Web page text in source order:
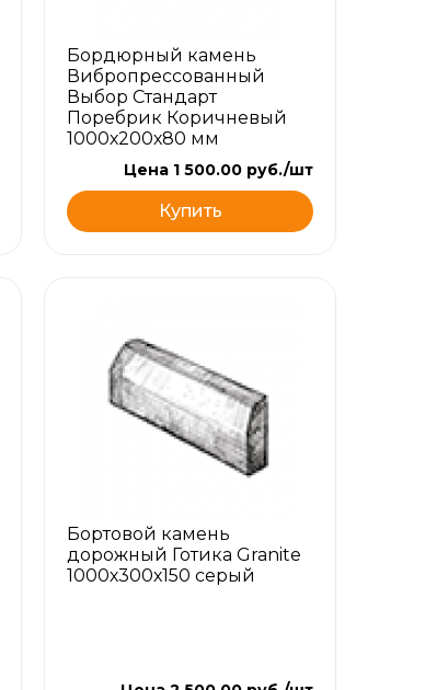
Бордюрный камень
Вибропрессованный
Выбор Стандарт
Поребрик Коричневый
1000х200х80 мм
Цена 1 500.00 руб./шт
Купить
Бортовой камень
дорожный Готика Granite
1000х300х150 серый